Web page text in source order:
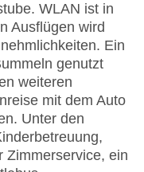
WLAN ist in
Ausflügen wird
Ein
genutzt
weiteren
mit dem Auto
Unter den
Zimmerservice, ein